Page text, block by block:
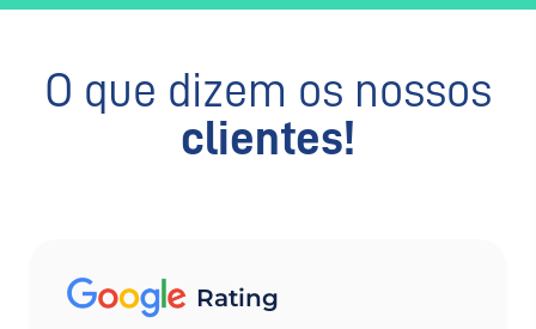
O que dizem os nossos
clientes!
Rating